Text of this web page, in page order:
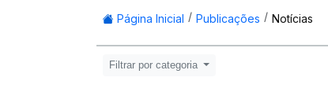
Página Inicial Publicações Notícias
Filtrar por categoria